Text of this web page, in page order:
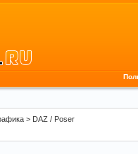
> DAZ / Poser